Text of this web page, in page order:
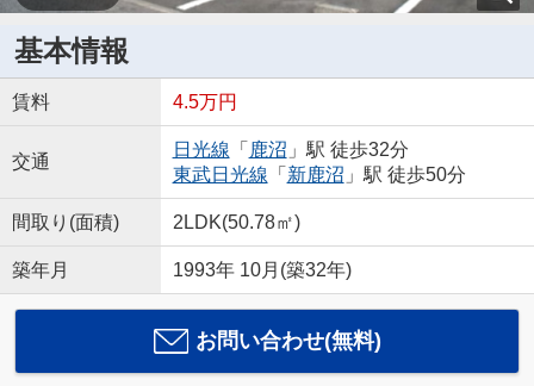
基本情報
賃料 4.5万円
交通
日光線 「 鹿沼 」駅 徒歩32分
東武日光線 「 新鹿沼 」駅 徒歩50分
間取り(面積) 2LDK(50.78㎡)
築年月 1993年 10月(築32年)
お問い合わせ(無料)